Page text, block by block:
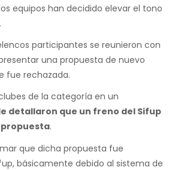
equipos han decidido elevar el tono
.
participantes se reunieron con
una propuesta de nuevo
fue rechazada.
de la categoría en un
detallaron que un freno del Sifup
.
que dicha propuesta fue
básicamente debido al sistema de